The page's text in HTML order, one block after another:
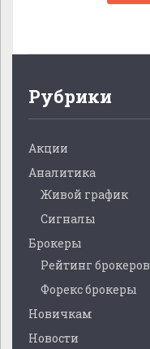
Рубрики
Акции
Аналитика
Живой график
Сигналы
Брокеры
Рейтинг брокеров
Форекс брокеры
Новичкам
Новости